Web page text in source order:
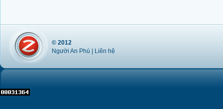
© 2012
Người An Phú | Liên hệ